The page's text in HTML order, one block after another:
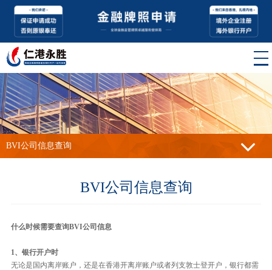
BVI公司信息查询
BVI公司信息查询
什么时候需要查询BVI公司信息
1、银行开户时
无论是国内离岸账户，还是在香港开离岸账户或者列支敦士登开户，银行都需